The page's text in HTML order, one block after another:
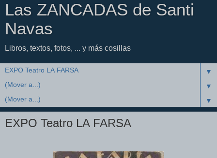
Las ZANCADAS de Santi
Navas
Libros, textos, fotos, ... y más cosillas
▼
▼
▼
EXPO Teatro LA FARSA